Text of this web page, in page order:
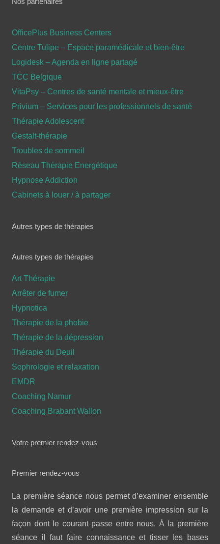
OfficePlus Business Centers
Centre Tulipe – Espace paramédicale et bien-être
Logidesk – Agenda en ligne partagé
TCC Belgique
VitaPsy – Centres de santé mentale et mieux-être
Privium – Services pour les professionnels de santé
Thérapie Adolescent
Gestalt-thérapie
Troubles de sommeil
Réseau Thérapie Energétique
Hypnose Addiction
Cabinets à louer / à partager
Autres types de thérapies
Autres types de thérapies
Art Thérapie
Arrêter de fumer
Hypnotica
Thérapie de la phobie
Thérapie de la dépression
Thérapie du Deuil
Sophrologie et relaxation
EMDR
Coaching Namur
Coaching Brabant Wallon
Votre premier rendez-vous
Premier rendez-vous
La première séance nous permet d’examiner ensemble
la demande et d’avoir une première impression sur la
façon dont le courant passe entre nous. À la première
séance il faut faire connaissance et tisser les bases